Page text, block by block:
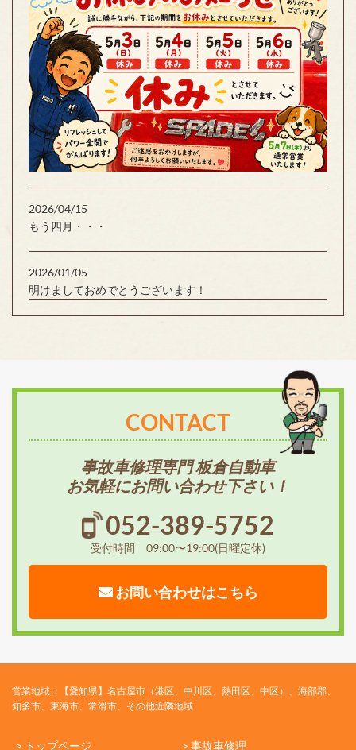
2026/04/15
もう四月・・・
2026/01/05
明けましておめでとうございます！
CONTACT
事故車修理専門 板倉自動車
お気軽にお問い合わせ下さい！
052-389-5752
受付時間 09:00〜19:00(日曜定休)
お問い合わせはこちら
営業地域：【愛知県】名古屋市（港区、中川区、熱田区、中区）、海部郡、
知多市、東海市、常滑市、その他近隣地域
> トップページ > 事故車修理